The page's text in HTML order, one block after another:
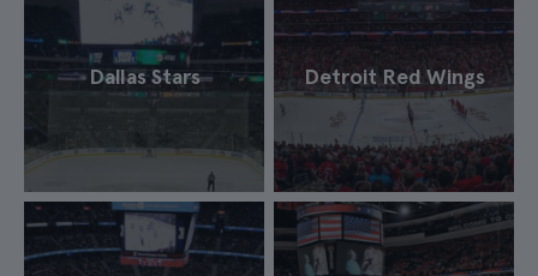
Dallas Stars Detroit Red Wings